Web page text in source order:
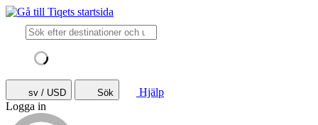
sv / USD Sök
Hjälp
Logga in